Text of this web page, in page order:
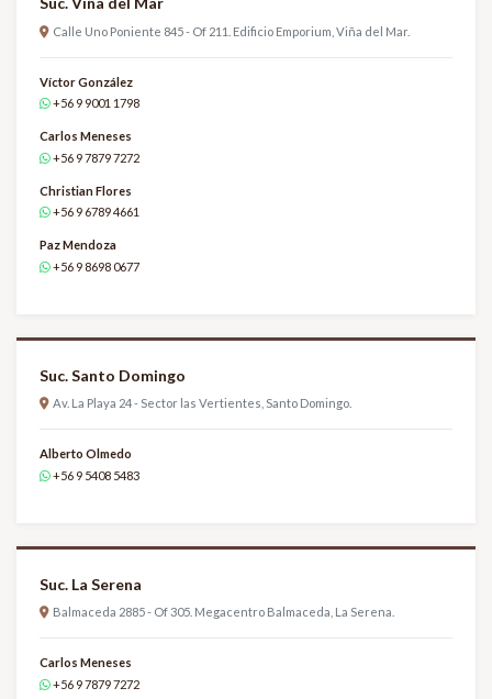
Calle Uno Poniente 845 - Of 211. Edificio Emporium, Viña del Mar.
Víctor González
+56 9 9001 1798
Carlos Meneses
+56 9 7879 7272
Christian Flores
+56 9 6789 4661
Paz Mendoza
+56 9 8698 0677
Suc. Santo Domingo
Av. La Playa 24 - Sector las Vertientes, Santo Domingo.
Alberto Olmedo
+56 9 5408 5483
Suc. La Serena
Balmaceda 2885 - Of 305. Megacentro Balmaceda, La Serena.
Carlos Meneses
+56 9 7879 7272